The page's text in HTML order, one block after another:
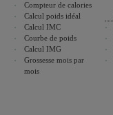
Compteur de calories
Calcul poids idéal
Calcul IMC
Courbe de poids
Calcul IMG
Grossesse mois par
mois